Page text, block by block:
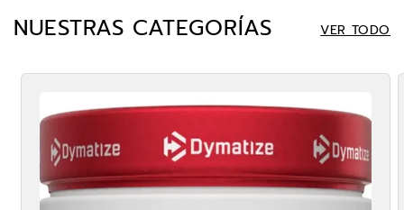
NUESTRAS CATEGORÍAS VER TODO